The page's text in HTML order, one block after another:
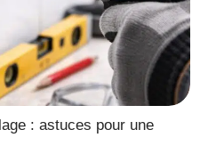
: astuces pour une